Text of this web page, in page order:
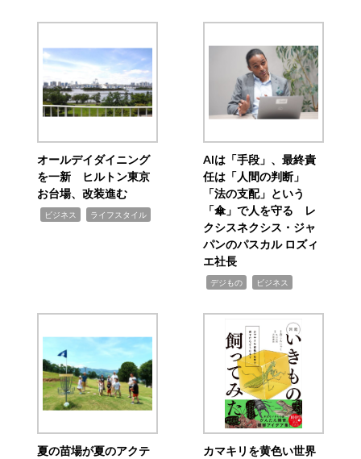
オールデイダイニング
を一新 ヒルトン東京
お台場、改装進む
ビジネス ライフスタイル
AIは「手段」、最終責
任は「人間の判断」
「法の支配」という
「傘」で人を守る レ
クシスネクシス・ジャ
パンのパスカル ロズィ
エ社長
デジもの ビジネス
夏の苗場が夏のアクテ
カマキリを黄色い世界